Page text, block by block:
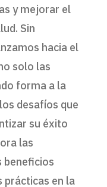
y mejorar el
Sin
hacia el
solo las
forma a la
desafíos que
su éxito
las
beneficios
prácticas en la